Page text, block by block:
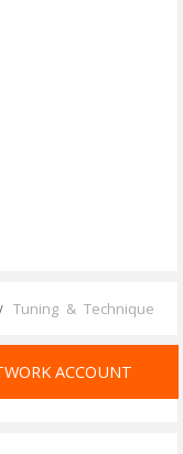
Tuning & Technique
ACCOUNT